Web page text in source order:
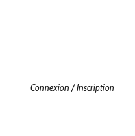
Connexion / Inscription